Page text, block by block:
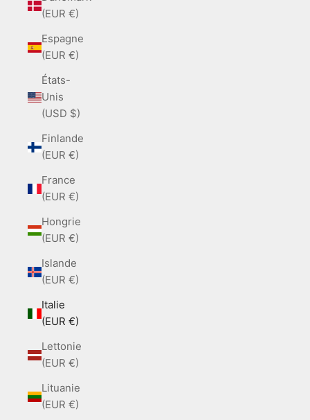
(EUR €)
Espagne
(EUR €)
États-
Unis
(USD $)
Finlande
(EUR €)
France
(EUR €)
Hongrie
(EUR €)
Islande
(EUR €)
Italie
(EUR €)
Lettonie
(EUR €)
Lituanie
(EUR €)